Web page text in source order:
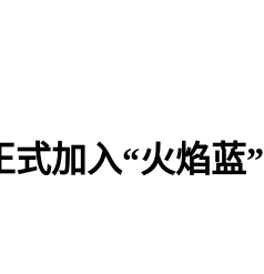
式加入“火焰蓝”